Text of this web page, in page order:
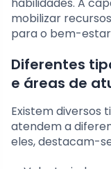
mobilizar
para o bem-
Diferentes
e áreas de
Existem diversos
atendem a
eles, destacam-